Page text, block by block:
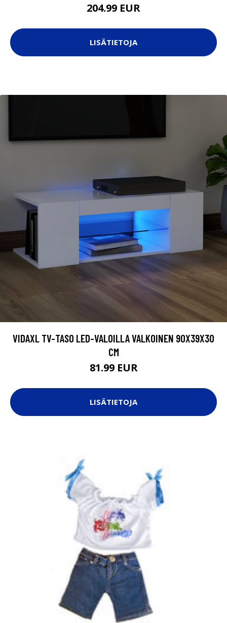
204.99 EUR
LISÄTIETOJA
VIDAXL TV-TASO LED-VALOILLA VALKOINEN 90X39X30
CM
81.99 EUR
LISÄTIETOJA